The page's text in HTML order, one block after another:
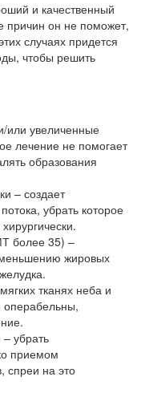
и качественный
причин он не поможет,
случаях придется
чтобы решить
или увеличенные
лечение не помогает
образования
– создает
убрать которое
более 35) –
жировых
тканях неба и
операбельны,
убрать
приемом
спреи на это